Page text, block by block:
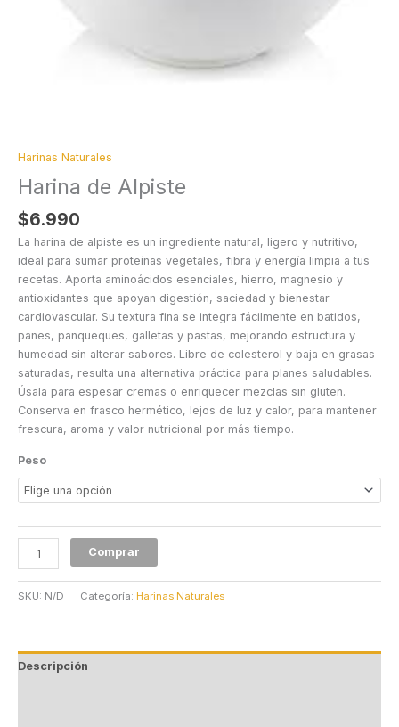
Harinas Naturales
Harina de Alpiste
$6.990
La harina de alpiste es un ingrediente natural, ligero y nutritivo,
ideal para sumar proteínas vegetales, fibra y energía limpia a tus
recetas. Aporta aminoácidos esenciales, hierro, magnesio y
antioxidantes que apoyan digestión, saciedad y bienestar
cardiovascular. Su textura fina se integra fácilmente en batidos,
panes, panqueques, galletas y pastas, mejorando estructura y
humedad sin alterar sabores. Libre de colesterol y baja en grasas
saturadas, resulta una alternativa práctica para planes saludables.
Úsala para espesar cremas o enriquecer mezclas sin gluten.
Conserva en frasco hermético, lejos de luz y calor, para mantener
frescura, aroma y valor nutricional por más tiempo.
Peso
Comprar
SKU: N/D Categoría: Harinas Naturales
Descripción